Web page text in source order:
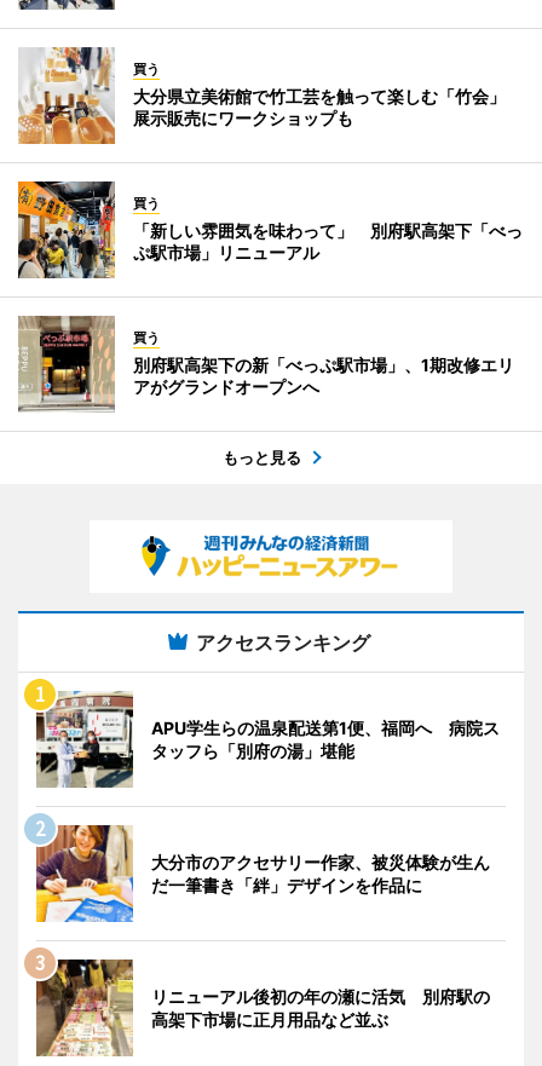
買う
大分県立美術館で竹工芸を触って楽しむ「竹会」
展示販売にワークショップも
買う
「新しい雰囲気を味わって」 別府駅高架下「べっ
ぷ駅市場」リニューアル
買う
別府駅高架下の新「べっぷ駅市場」、1期改修エリ
アがグランドオープンへ
もっと見る
アクセスランキング
APU学生らの温泉配送第1便、福岡へ 病院ス
タッフら「別府の湯」堪能
大分市のアクセサリー作家、被災体験が生ん
だ一筆書き「絆」デザインを作品に
リニューアル後初の年の瀬に活気 別府駅の
高架下市場に正月用品など並ぶ